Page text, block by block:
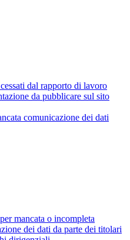
dal rapporto di lavoro
da pubblicare sul sito
comunicazione dei dati
mancata o incompleta
dei dati da parte dei titolari